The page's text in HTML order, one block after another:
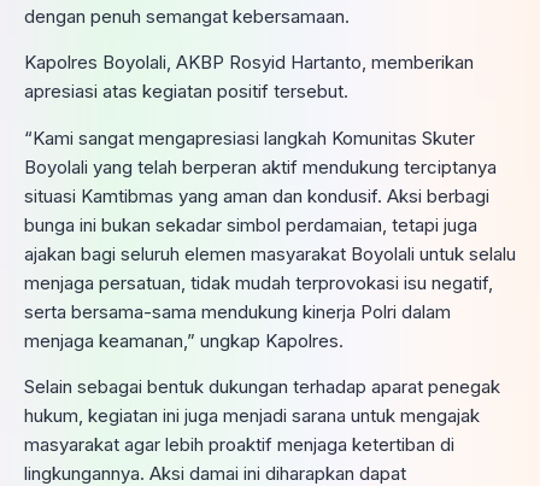
dengan penuh semangat kebersamaan.
Kapolres Boyolali, AKBP Rosyid Hartanto, memberikan
apresiasi atas kegiatan positif tersebut.
“Kami sangat mengapresiasi langkah Komunitas Skuter
Boyolali yang telah berperan aktif mendukung terciptanya
situasi Kamtibmas yang aman dan kondusif. Aksi berbagi
bunga ini bukan sekadar simbol perdamaian, tetapi juga
ajakan bagi seluruh elemen masyarakat Boyolali untuk selalu
menjaga persatuan, tidak mudah terprovokasi isu negatif,
serta bersama-sama mendukung kinerja Polri dalam
menjaga keamanan,” ungkap Kapolres.
Selain sebagai bentuk dukungan terhadap aparat penegak
hukum, kegiatan ini juga menjadi sarana untuk mengajak
masyarakat agar lebih proaktif menjaga ketertiban di
lingkungannya. Aksi damai ini diharapkan dapat